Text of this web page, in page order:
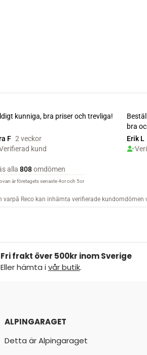
Fri frakt över 500kr inom Sverige
Eller hämta ivår butik.
ALPINGARAGET
Detta är Alpingaraget